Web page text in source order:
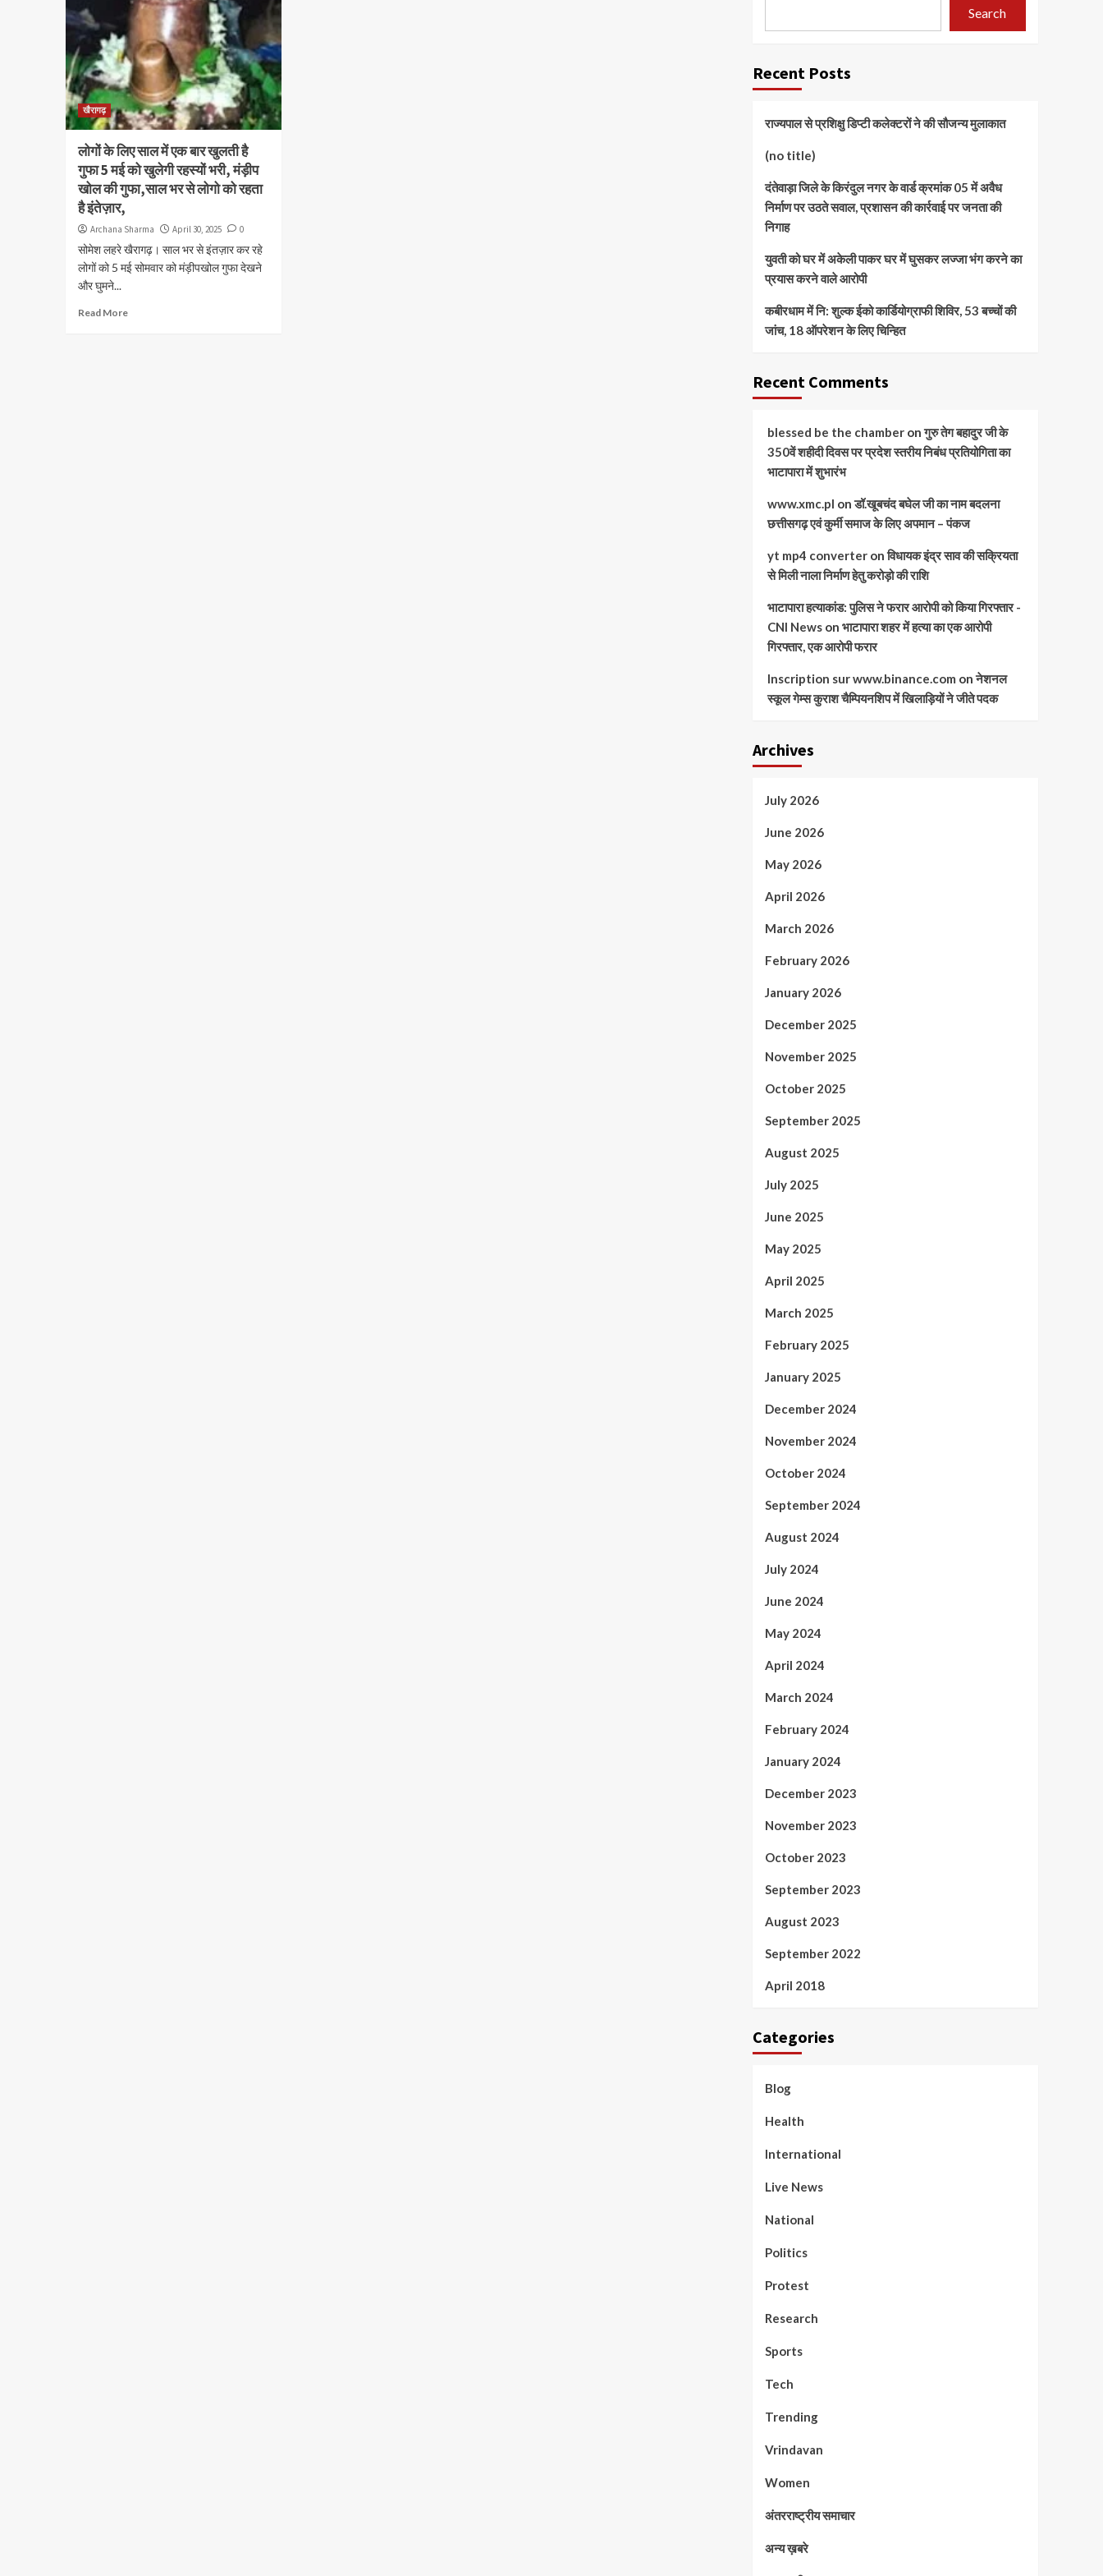
खैरागढ़
लोगों के लिए साल में एक बार खुलती है
गुफा 5 मई को खुलेगी रहस्यों भरी, मंड़ीप
खोल की गुफा,साल भर से लोगो को रहता
है इंतेज़ार,
Archana Sharma April 30, 2025 0
सोमेश लहरे खैरागढ़। साल भर से इंतज़ार कर रहे
लोगों को 5 मई सोमवार को मंड़ीपखोल गुफा देखने
और घुमने...
Read More
Search
Recent Posts
राज्यपाल से प्रशिक्षु डिप्टी कलेक्टरों ने की सौजन्य मुलाकात
(no title)
दंतेवाड़ा जिले के किरंदुल नगर के वार्ड क्रमांक 05 में अवैध
निर्माण पर उठते सवाल, प्रशासन की कार्रवाई पर जनता की
निगाह
युवती को घर में अकेली पाकर घर में घुसकर लज्जा भंग करने का
प्रयास करने वाले आरोपी
कबीरधाम में नि: शुल्क ईको कार्डियोग्राफी शिविर, 53 बच्चों की
जांच, 18 ऑपरेशन के लिए चिन्हित
Recent Comments
blessed be the chamberonगुरु तेग बहादुर जी के
350वें शहीदी दिवस पर प्रदेश स्तरीय निबंध प्रतियोगिता का
भाटापारा में शुभारंभ
www.xmc.pl onडॉ.खूबचंद बघेल जी का नाम बदलना
छत्तीसगढ़ एवं कुर्मी समाज के लिए अपमान – पंकज
yt mp4 converteronविधायक इंद्र साव की सक्रियता
से मिली नाला निर्माण हेतु करोड़ो की राशि
भाटापारा हत्याकांड: पुलिस ने फरार आरोपी को किया गिरफ्तार -
CNI Newson भाटापारा शहर में हत्या का एक आरोपी
गिरफ्तार, एक आरोपी फरार
Inscription sur www.binance.com onनेशनल
स्कूल गेम्स कुराश चैम्पियनशिप में खिलाड़ियों ने जीते पदक
Archives
July 2026
June 2026
May 2026
April 2026
March 2026
February 2026
January 2026
December 2025
November 2025
October 2025
September 2025
August 2025
July 2025
June 2025
May 2025
April 2025
March 2025
February 2025
January 2025
December 2024
November 2024
October 2024
September 2024
August 2024
July 2024
June 2024
May 2024
April 2024
March 2024
February 2024
January 2024
December 2023
November 2023
October 2023
September 2023
August 2023
September 2022
April 2018
Categories
Blog
Health
International
Live News
National
Politics
Protest
Research
Sports
Tech
Trending
Vrindavan
Women
अंतरराष्ट्रीय समाचार
अन्य ख़बरे